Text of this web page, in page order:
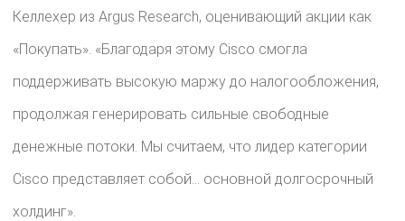
Келлехер из Argus Research, оценивающий акции как
«Покупать». «Благодаря этому Cisco смогла
поддерживать высокую маржу до налогообложения,
продолжая генерировать сильные свободные
денежные потоки. Мы считаем, что лидер категории
Cisco представляет собой… основной долгосрочный
холдинг».